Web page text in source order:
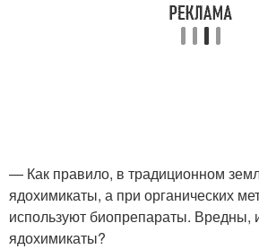
— Как правило, в традиционном
ядохимикаты, а при органических
используют биопрепараты. Вредны,
ядохимикаты?